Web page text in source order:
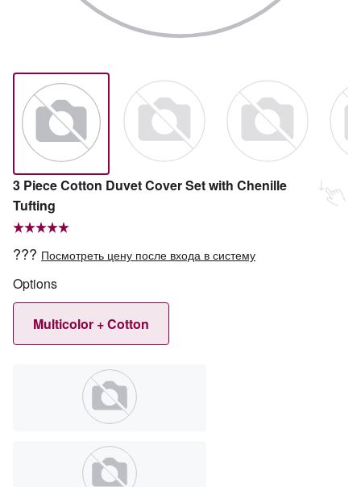
3 Piece Cotton Duvet Cover Set with Chenille
Tufting
??? Посмотреть цену после входа в систему
Options
Multicolor + Cotton